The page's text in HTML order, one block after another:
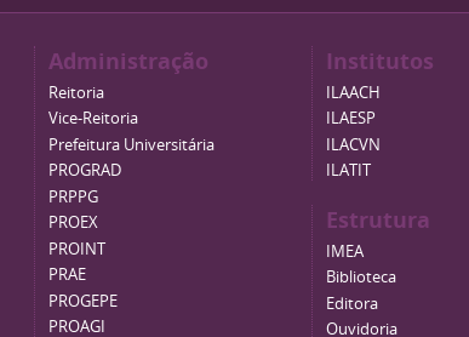
Administração
Reitoria
Vice-Reitoria
Prefeitura Universitária
PROGRAD
PRPPG
PROEX
PROINT
PRAE
PROGEPE
PROAGI
Institutos
ILAACH
ILAESP
ILACVN
ILATIT
Estrutura
IMEA
Biblioteca
Editora
Ouvidoria